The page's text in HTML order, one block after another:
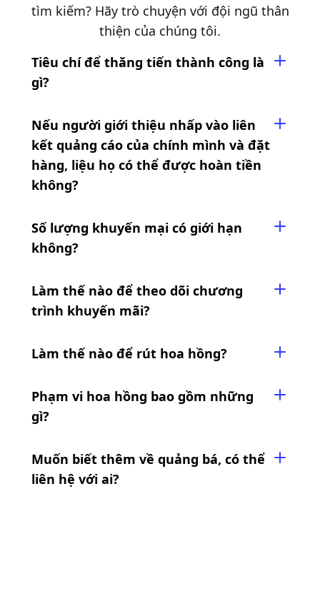
tìm kiếm? Hãy trò chuyện với đội ngũ thân
thiện của chúng tôi.
Tiêu chí để thăng tiến thành công là
gì?
Nếu người giới thiệu nhấp vào liên
kết quảng cáo của chính mình và đặt
hàng, liệu họ có thể được hoàn tiền
không?
Số lượng khuyến mại có giới hạn
không?
Làm thế nào để theo dõi chương
trình khuyến mãi?
Làm thế nào để rút hoa hồng?
Phạm vi hoa hồng bao gồm những
gì?
Muốn biết thêm về quảng bá, có thể
liên hệ với ai?